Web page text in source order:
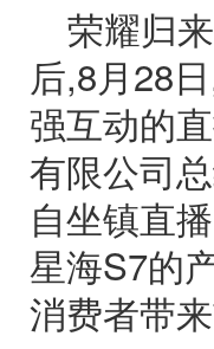
荣耀归
后,8月28
强互动的
有限公司
自坐镇直
星海S7的
消费者带